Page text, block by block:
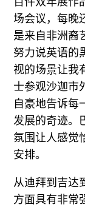
场会议，每晚
是来自非洲裔
努力说英语的
视的场景让我
士参观沙迦市
自豪地告诉每
发展的奇迹。
氛围让人感觉
安排。
从迪拜到吉达
方面具有非常